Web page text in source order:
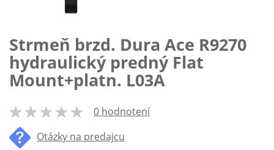
Strmeň brzd. Dura Ace R9270
hydraulický predný Flat
Mount+platn. L03A
% of100
0 hodnotení
Otázky na predajcu
Preskočiť
na
začiatok
galérie
obrázkov